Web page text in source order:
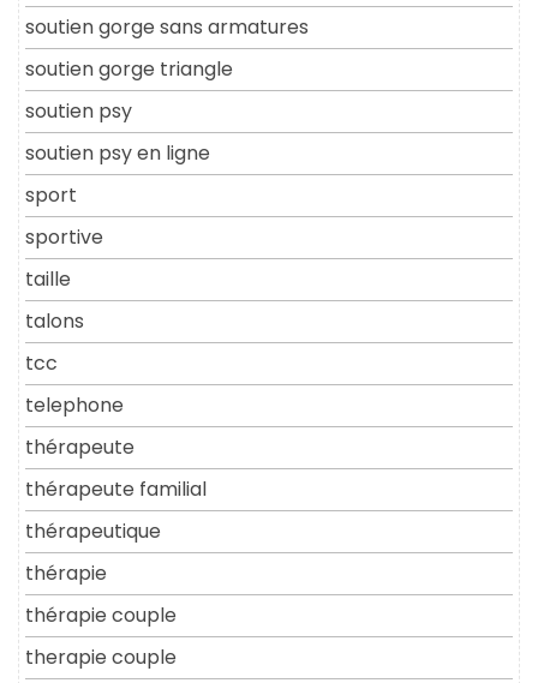
soutien gorge sans armatures
soutien gorge triangle
soutien psy
soutien psy en ligne
sport
sportive
taille
talons
tcc
telephone
thérapeute
thérapeute familial
thérapeutique
thérapie
thérapie couple
therapie couple